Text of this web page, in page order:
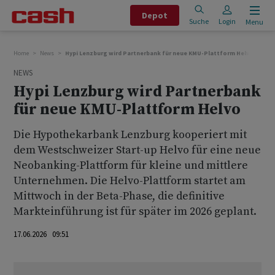
Depot
Suche Login Menu
Home News Hypi Lenzburg wird Partnerbank für neue KMU-Plattform Helvo
NEWS
Hypi Lenzburg wird Partnerbank
für neue KMU-Plattform Helvo
Die Hypothekarbank Lenzburg kooperiert mit
dem Westschweizer Start-up Helvo für eine neue
Neobanking-Plattform für kleine und mittlere
Unternehmen. Die Helvo-Plattform startet am
Mittwoch in der Beta-Phase, die definitive
Markteinführung ist für später im 2026 geplant.
17.06.2026 09:51